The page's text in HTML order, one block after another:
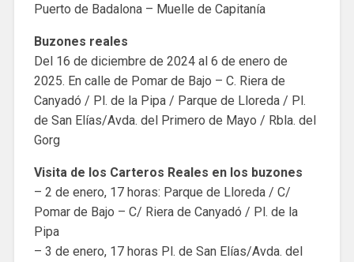
Puerto de Badalona – Muelle de Capitanía
Buzones reales
Del 16 de diciembre de 2024 al 6 de enero de
2025. En calle de Pomar de Bajo – C. Riera de
Canyadó / Pl. de la Pipa / Parque de Lloreda / Pl.
de San Elías/Avda. del Primero de Mayo / Rbla. del
Gorg
Visita de los Carteros Reales en los buzones
– 2 de enero, 17 horas: Parque de Lloreda / C/
Pomar de Bajo – C/ Riera de Canyadó / Pl. de la
Pipa
– 3 de enero, 17 horas Pl. de San Elías/Avda. del